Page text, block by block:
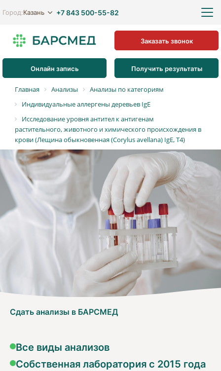
Город:Казань +7 843 500-55-82
Онлайн запись Получить результаты
Заказать звонок
Главная Анализы
Анализы по категориям
Индивидуальные аллергены деревьев IgE
Исследование уровня антител к антигенам
растительного, животного и химического происхождения в
крови (Лещина обыкновенная (Corylus avellana) IgE, T4)
Сдать анализы в БАРСМЕД
Все виды анализов
Собственная лаборатория с 2015 года